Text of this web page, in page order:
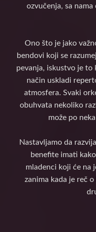
ozvučenja, sa
Ono što je jako
bendovi koji se
pevanja, iskustvo je to
način uskladi
atmosfera. Svaki
obuhvata nekoliko
može po
Nastavljamo da
benefite imati
mladenci koji će na
zanima kada je reč